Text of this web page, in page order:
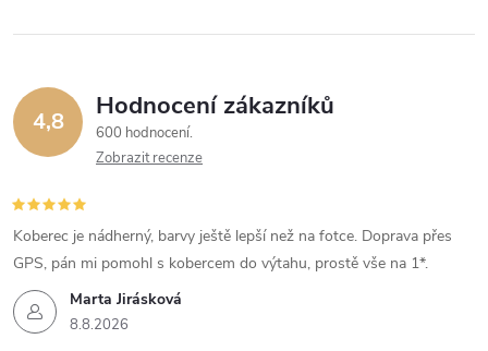
4,8 Hodnocení zákazníků
600 hodnocení
Zobrazit recenze
Marta Jirásková
8.8.2026
Koberec je nádherný, barvy ještě lepší než na fotce. Doprava přes
GPS, pán mi pomohl s kobercem do výtahu, prostě vše na 1*.